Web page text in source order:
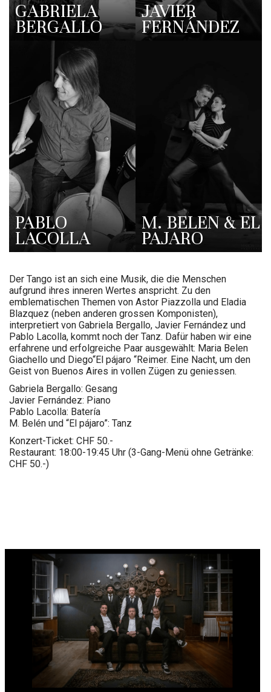
GABRIELA
BERGALLO
JAVIER
FERNÁNDEZ
PABLO
LACOLLA
M. BELEN & EL
PAJARO
Der Tango ist an sich eine Musik, die die Menschen
aufgrund ihres inneren Wertes anspricht. Zu den
emblematischen Themen von Astor Piazzolla und Eladia
Blazquez (neben anderen grossen Komponisten),
interpretiert von Gabriela Bergallo, Javier Fernández und
Pablo Lacolla, kommt noch der Tanz. Dafür haben wir eine
erfahrene und erfolgreiche Paar ausgewählt: Maria Belen
Giachello und Diego“El pájaro “Reimer. Eine Nacht, um den
Geist von Buenos Aires in vollen Zügen zu geniessen.
Gabriela Bergallo: Gesang
Javier Fernández: Piano
Pablo Lacolla: Batería
M. Belén und “El pájaro”: Tanz
Konzert-Ticket: CHF 50.-
Restaurant: 18:00-19:45 Uhr (3-Gang-Menü ohne Getränke:
CHF 50.-)